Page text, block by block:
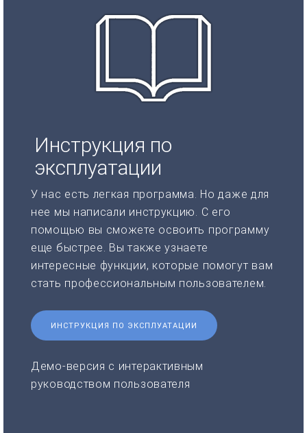
Инструкция по
эксплуатации
У нас есть легкая программа. Но даже для
нее мы написали инструкцию. С его
помощью вы сможете освоить программу
еще быстрее. Вы также узнаете
интересные функции, которые помогут вам
стать профессиональным пользователем.
ИНСТРУКЦИЯ ПО ЭКСПЛУАТАЦИИ
Демо-версия с интерактивным
руководством пользователя